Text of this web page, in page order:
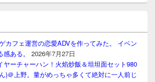
カフェ運営の恋愛ADVを作ってみた。 イベン
ある。
2026年7月27日
ヤーチャーハン！火焰炒飯＆坦坦面セット980
)＠上野。量がめっちゃ多くて絶対に一人前じ